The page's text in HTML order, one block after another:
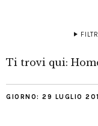
Ti trovi qui:
GIORNO: 29 LUGLIO